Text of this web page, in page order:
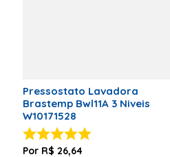
Altura para frete: 1000,00
Largura para frete:36,00
Pressostato Lavadora
Brastemp Bwl11A 3 Niveis
W10171528
R$ 26,64